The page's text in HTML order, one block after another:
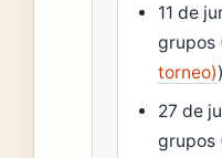
11 de
grupos
torneo))
27 de
grupos